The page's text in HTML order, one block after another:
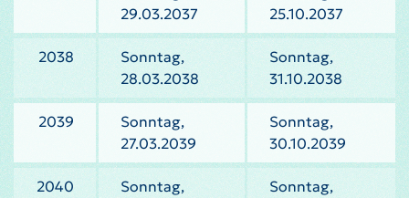
29.03.2037
25.10.2037
2038
Sonntag,
28.03.2038
Sonntag,
31.10.2038
2039
Sonntag,
27.03.2039
Sonntag,
30.10.2039
2040
Sonntag,
Sonntag,